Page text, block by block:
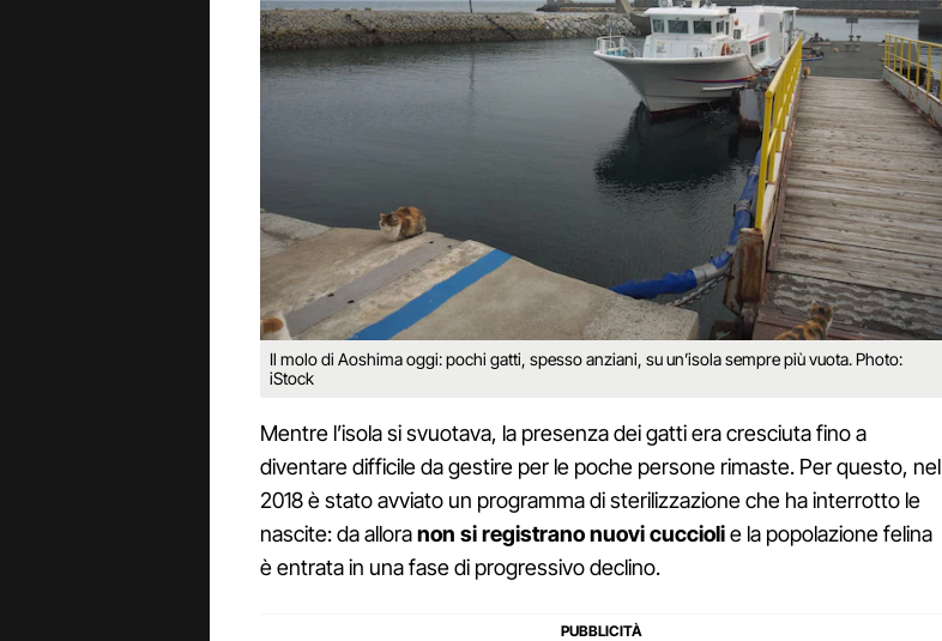
Il molo di Aoshima oggi: pochi gatti, spesso anziani, su un’isola sempre più vuota. Photo:
iStock
Mentre l’isola si svuotava, la presenza dei gatti era cresciuta fino a
diventare difficile da gestire per le poche persone rimaste. Per questo, nel
2018 è stato avviato un programma di sterilizzazione che ha interrotto le
nascite: da alloranon si registrano nuovi cucciolie la popolazione felina
è entrata in una fase di progressivo declino.